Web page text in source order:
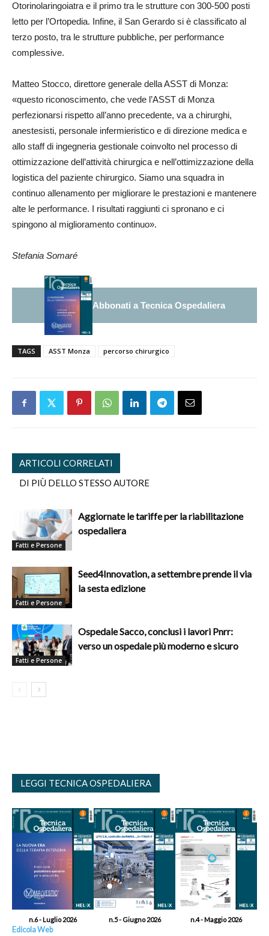
Otorinolaringoiatra e il primo tra le strutture con 300-500 posti
letto per l’Ortopedia. Infine, il San Gerardo si è classificato al
terzo posto, tra le strutture pubbliche, per performance
complessive.
Matteo Stocco, direttore generale della ASST di Monza:
«questo riconoscimento, che vede l’ASST di Monza
perfezionarsi rispetto all’anno precedente, va a chirurghi,
anestesisti, personale infermieristico e di direzione medica e
allo staff di ingegneria gestionale coinvolto nel processo di
ottimizzazione dell’attività chirurgica e nell’ottimizzazione della
logistica del paziente chirurgico. Siamo una squadra in
continuo allenamento per migliorare le prestazioni e mantenere
alte le performance. I risultati raggiunti ci spronano e ci
spingono al miglioramento continuo».
Stefania Somaré
Abbonati a Tecnica Ospedaliera
TAGS ASST Monza percorso chirurgico
ARTICOLI CORRELATI
DI PIÙ DELLO STESSO AUTORE
Fatti e Persone
Aggiornate le tariffe per la riabilitazione
ospedaliera
Fatti e Persone
Seed4Innovation, a settembre prende il via
la sesta edizione
Fatti e Persone
Ospedale Sacco, conclusi i lavori Pnrr:
verso un ospedale più moderno e sicuro
LEGGI TECNICA OSPEDALIERA
n.6 - Luglio 2026 n.5 - Giugno 2026 n.4 - Maggio 2026
Edicola Web